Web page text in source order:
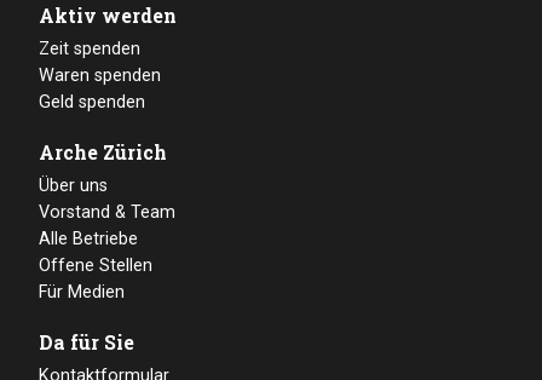
Aktiv werden
Zeit spenden
Waren spenden
Geld spenden
Arche Zürich
Über uns
Vorstand & Team
Alle Betriebe
Offene Stellen
Für Medien
Da für Sie
Kontaktformular